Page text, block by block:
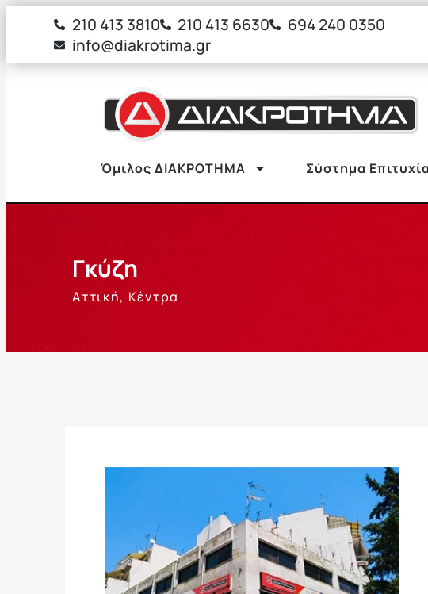
στο
περιεχόμενο210 413 3810 210 413 6630
694 240 0350
info@diakrotima.gr
Όμιλος ΔΙΑΚΡΟΤΗΜΑ Σύστημα
Γκύζη
Αττική, Κέντρα